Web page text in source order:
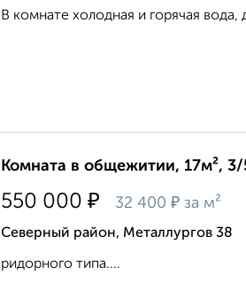
В комнате холодная и горячая вода,
Комната в общежитии, 17м²,
550 000 ₽ 32 400 ₽ за м²
Северный район, Металлургов 38
ридорного типа....